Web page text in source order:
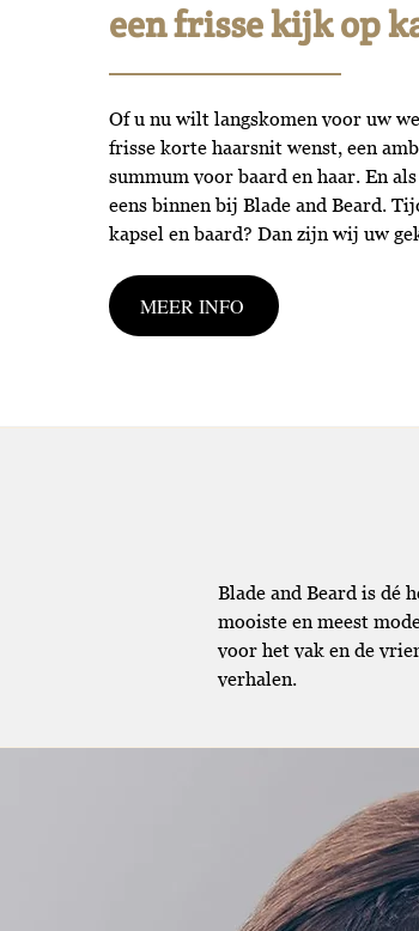
een frisse kijk op
Of u nu wilt langskomen voor uw
frisse korte haarsnit wenst, een
summum voor baard en haar. En
eens binnen bij Blade and Beard.
kapsel en baard? Dan zijn wij uw
MEER INFO
Blade and Beard is dé
mooiste en meest
voor het vak en de
verhalen.